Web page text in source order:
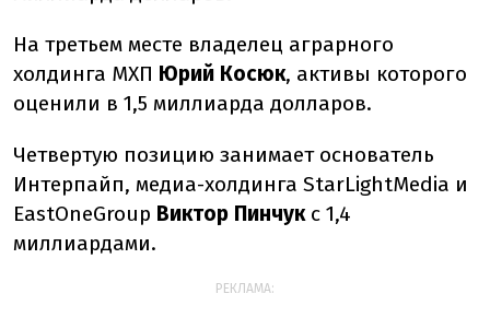
На третьем месте владелец аграрного
холдинга МХП Юрий Косюк, активы которого
оценили в 1,5 миллиарда долларов.
Четвертую позицию занимает основатель
Интерпайп, медиа-холдинга StarLightMedia и
EastOneGroup Виктор Пинчук с 1,4
миллиардами.
РЕКЛАМА: